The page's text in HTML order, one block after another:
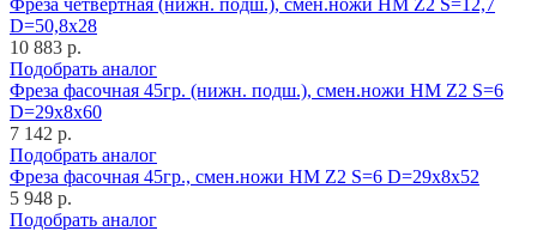
D=50,8x28
10 883 р.
Подобрать аналог
Фреза фасочная 45гр. (нижн. подш.), смен.ножи HM Z2 S=6
D=29x8x60
7 142 р.
Подобрать аналог
Фреза фасочная 45гр., смен.ножи HM Z2 S=6 D=29x8x52
5 948 р.
Подобрать аналог